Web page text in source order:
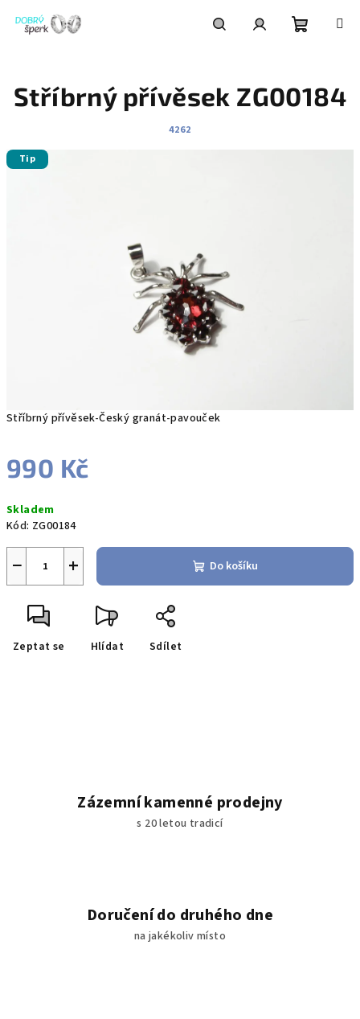
obsah
košík
Stříbrný přívěsek-Český granát-pavouček
990 Kč
cena:
Skladem
Kód: ZG00184
+
− Do košíku
Zeptat se Hlídat Sdílet
Stříbrný přívěsek ZG00184
4262
Tip
Zázemní kamenné prodejny
s 20 letou tradicí
Doručení do druhého dne
na jakékoliv místo